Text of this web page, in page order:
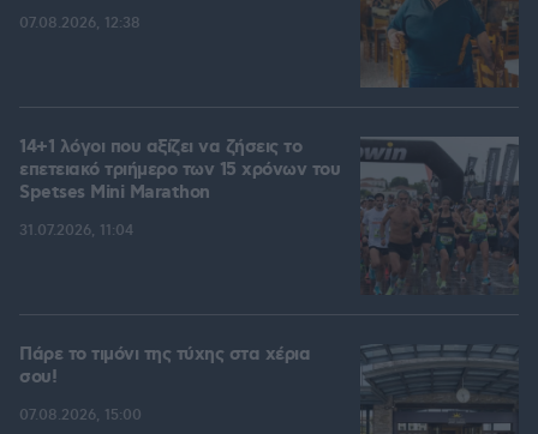
07.08.2026, 12:38
14+1 λόγοι που αξίζει να ζήσεις το
επετειακό τριήμερο των 15 χρόνων του
Spetses Mini Marathon
31.07.2026, 11:04
Πάρε το τιμόνι της τύχης στα χέρια
σου!
07.08.2026, 15:00